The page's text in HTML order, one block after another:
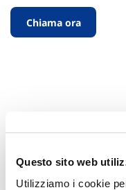
Questo sito web
Utilizziamo i cookie
Chiama ora